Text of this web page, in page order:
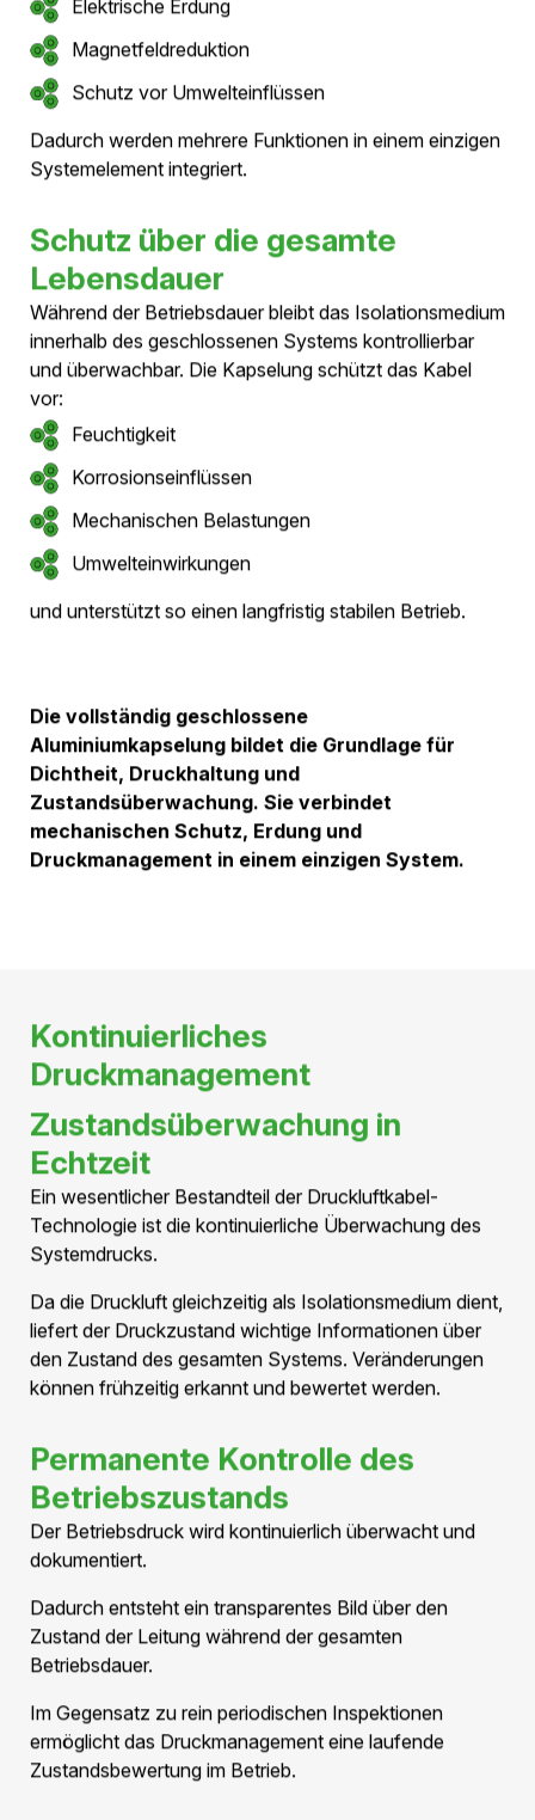
Druckmanagement, erklärt die Funktionsweise der
integrierten Überwachung und zeigt die Vorteile eines
geschlossenen Druckluftsystems für moderne
Energieinfrastruktur.
Die wichtigsten Fakten auf
einen Blick
Warum ist Druckluft für die
Isolation geeignet?
Luft als natürliches
Isolationsmedium
kann auf unterschiedliche Weise erfolgen. Leiterseile
isoliert. Gas-isolierte Anlagen werden mit speziellen
Isoliergasen isoliert. Trockene Luft hat bessere
elektrische Isolationseigenschaften als Umgebungsluft.
Die Isolierfestigkeit von Isoliergasen steigt generell mit
höherem Druck.
Druckluftkabel nutzen diese Eigenschaften und setzen
Erhöhte elektrische Festigkeit
durch Druck
Druck. Höherer Druck erlaubt daher kleiner
Abmessungen.
Durch die kontrollierte Druckbeaufschlagung innerhalb
des Systems wird die elektrische Festigkeit erhöht und
ein zuverlässiger Betrieb auch bei hohen Spannungen
ermöglicht. Dadurch können Druckluftkabel für Mittel-
und Hochspannungsanwendungen bis 420 kV
eingesetzt werden.
nachhaltig
Im Gegensatz zu vielen anderen Isolationssystemen
wird bei Druckluftkabel trockene Druckluft verwendet.
Dies bietet mehrere Vorteile:
Natürliches Isolationsmedium
Weltweit verfügbar
Kein SF₆ erforderlich
Keine speziellen Gasgemische notwendig